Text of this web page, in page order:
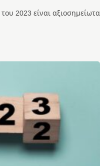
2023 είναι αξιοσημείωτα